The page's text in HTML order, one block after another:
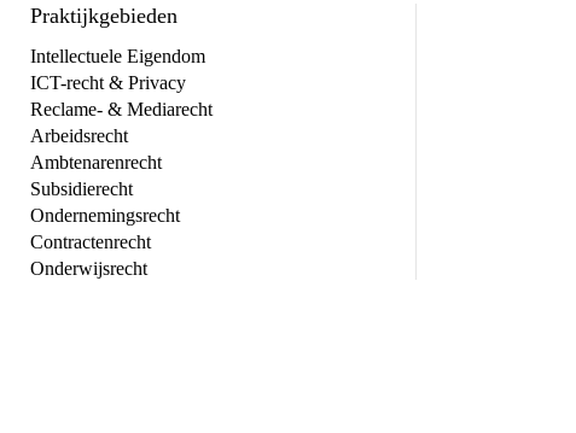
Praktijkgebieden
Intellectuele Eigendom
ICT-recht & Privacy
Reclame- & Mediarecht
Arbeidsrecht
Ambtenarenrecht
Subsidierecht
Ondernemingsrecht
Contractenrecht
Onderwijsrecht